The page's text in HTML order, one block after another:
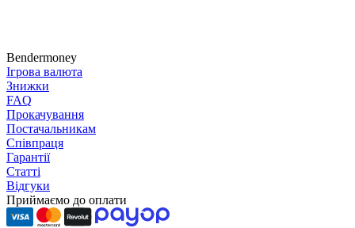
Bendermoney
Ігрова валюта
Знижки
FAQ
Прокачування
Постачальникам
Співпраця
Гарантії
Статті
Відгуки
Приймаємо до оплати